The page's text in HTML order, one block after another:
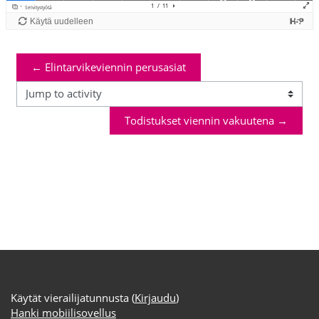
← Elintarvikeviennin perusasiat
Jump to activity
Todistukset viennin vakuutena →
Käytät vierailijatunnusta (Kirjaudu)
Hanki mobiilisovellus